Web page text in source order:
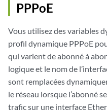
PPPoE
Vous utilisez des variables
profil dynamique PPPoE
qui varient de abonné à
logique et le nom de
sont remplacées
le réseau lorsque l’abonné
trafic sur une interface